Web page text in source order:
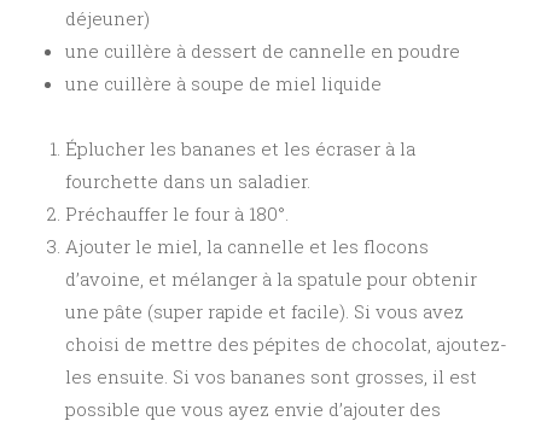
déjeuner)
une cuillère à dessert de cannelle en poudre
une cuillère à soupe de miel liquide
Éplucher les bananes et les écraser à la
fourchette dans un saladier.
Préchauffer le four à 180°.
Ajouter le miel, la cannelle et les flocons
d’avoine, et mélanger à la spatule pour obtenir
une pâte (super rapide et facile). Si vous avez
choisi de mettre des pépites de chocolat, ajoutez-
les ensuite. Si vos bananes sont grosses, il est
possible que vous ayez envie d’ajouter des